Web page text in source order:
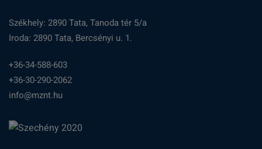
Székhely: 2890 Tata, Tanoda tér 5/a
Iroda: 2890 Tata, Bercsényi u. 1.
+36-34-588-603
+36-30-290-2062
info@mznt.hu